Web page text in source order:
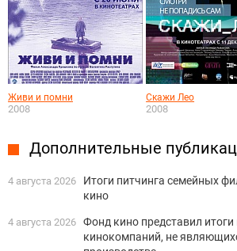
Живи и помни
2008
Скажи Лео
2008
Дополнительные
4 августа 2026
Итоги питчинга семейных
кино
4 августа 2026 Фонд кино представил итоги
кинокомпаний, не